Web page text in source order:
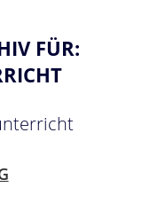
FÜR: